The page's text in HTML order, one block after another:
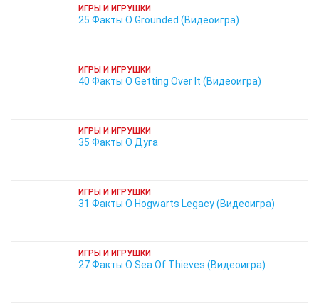
ИГРЫ И ИГРУШКИ
25 Факты О Grounded (Видеоигра)
ИГРЫ И ИГРУШКИ
40 Факты О Getting Over It (Видеоигра)
ИГРЫ И ИГРУШКИ
35 Факты О Дуга
ИГРЫ И ИГРУШКИ
31 Факты О Hogwarts Legacy (Видеоигра)
ИГРЫ И ИГРУШКИ
27 Факты О Sea Of Thieves (Видеоигра)